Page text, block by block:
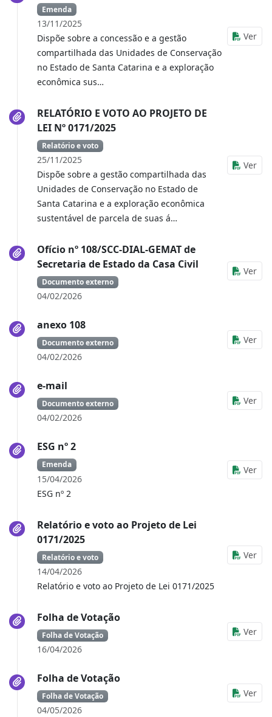
Emenda
13/11/2025
Dispõe sobre a concessão e a gestão
compartilhada das Unidades de Conservação
no Estado de Santa Catarina e a exploração
econômica sus…
Ver
RELATÓRIO E VOTO AO PROJETO DE
LEI Nº 0171/2025
Relatório e voto
25/11/2025
Dispõe sobre a gestão compartilhada das
Unidades de Conservação no Estado de
Santa Catarina e a exploração econômica
sustentável de parcela de suas á…
Ver
Ofício nº 108/SCC-DIAL-GEMAT de
Secretaria de Estado da Casa Civil
Documento externo
04/02/2026
Ver
anexo 108
Documento externo
04/02/2026
Ver
e-mail
Documento externo
04/02/2026
Ver
ESG nº 2
Emenda
15/04/2026
ESG nº 2
Ver
Relatório e voto ao Projeto de Lei
0171/2025
Relatório e voto
14/04/2026
Relatório e voto ao Projeto de Lei 0171/2025
Ver
Folha de Votação
Folha de Votação
16/04/2026
Ver
Folha de Votação
Folha de Votação
04/05/2026
Ver